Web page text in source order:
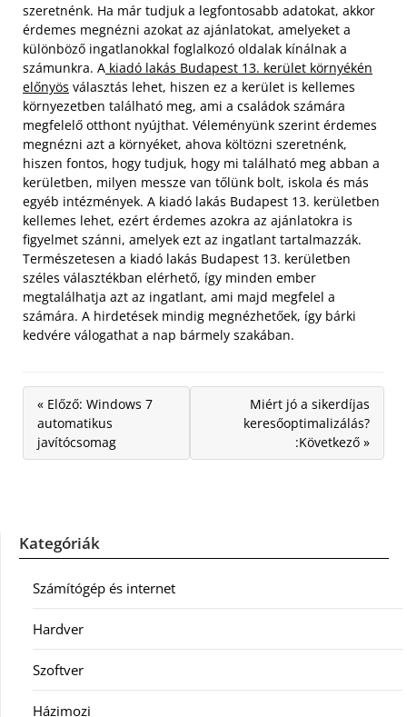
szeretnénk. Ha már tudjuk a legfontosabb adatokat, akkor
érdemes megnézni azokat az ajánlatokat, amelyeket a
különböző ingatlanokkal foglalkozó oldalak kínálnak a
számunkra. A kiadó lakás Budapest 13. kerület környékén
előnyös választás lehet, hiszen ez a kerület is kellemes
környezetben található meg, ami a családok számára
megfelelő otthont nyújthat. Véleményünk szerint érdemes
megnézni azt a környéket, ahova költözni szeretnénk,
hiszen fontos, hogy tudjuk, hogy mi található meg abban a
kerületben, milyen messze van tőlünk bolt, iskola és más
egyéb intézmények. A kiadó lakás Budapest 13. kerületben
kellemes lehet, ezért érdemes azokra az ajánlatokra is
figyelmet szánni, amelyek ezt az ingatlant tartalmazzák.
Természetesen a kiadó lakás Budapest 13. kerületben
széles választékban elérhető, így minden ember
megtalálhatja azt az ingatlant, ami majd megfelel a
számára. A hirdetések mindig megnézhetőek, így bárki
kedvére válogathat a nap bármely szakában.
« Előző: Windows 7
automatikus
javítócsomag
Miért jó a sikerdíjas
keresőoptimalizálás?
:Következő »
Kategóriák
Számítógép és internet
Hardver
Szoftver
Házimozi